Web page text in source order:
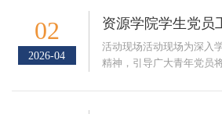
共同维护国家安全”主题
员、团员代表共50余人参
第一党支部书记葛瑶主持
02
2026-04
活动现场活动现场为深入
精神，引导广大青年党员